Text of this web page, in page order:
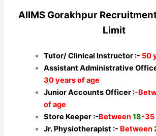
AIIMS Gorakhpur
Limit
Tutor/ Clinical Instructor :- 50
Assistant Administrative
30 years of age
Junior Accounts Officer :-
of age
Store Keeper :-Between18-35
Jr. Physiotherapist :- Between